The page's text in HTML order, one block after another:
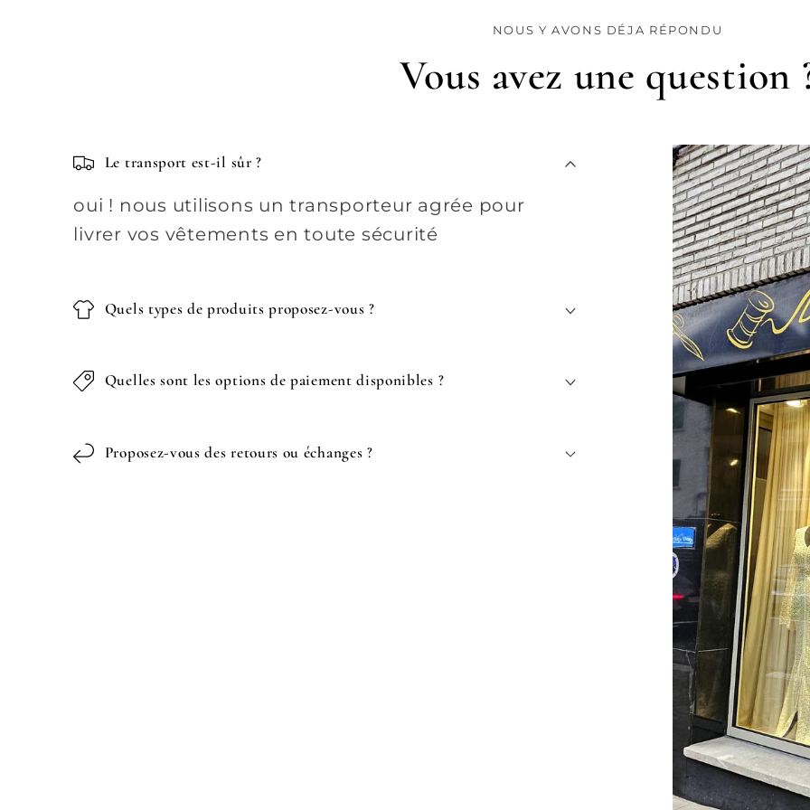
NOUS Y AVONS DÉJA RÉPONDU
Vous avez une question
Le transport est-il sûr ?
oui ! nous utilisons un transporteur agrée pour
livrer vos vêtements en toute sécurité
Quels types de produits proposez-vous ?
Quelles sont les options de paiement disponibles ?
Proposez-vous des retours ou échanges ?